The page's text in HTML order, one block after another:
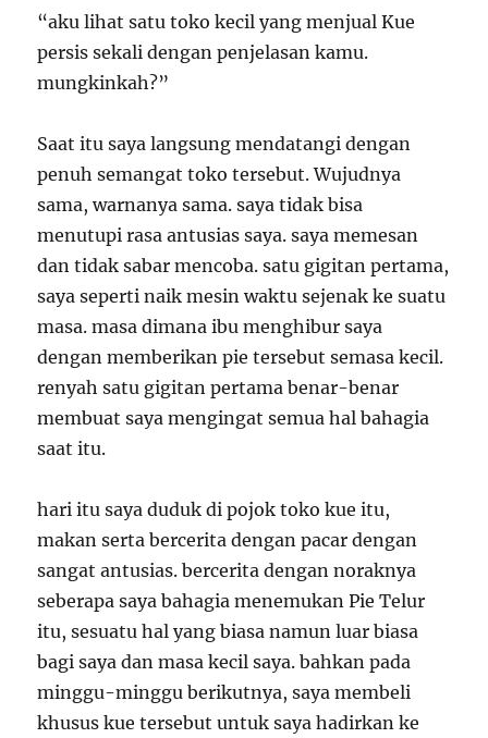
“aku lihat satu toko kecil yang menjual Kue
persis sekali dengan penjelasan kamu.
mungkinkah?”
Saat itu saya langsung mendatangi dengan
penuh semangat toko tersebut. Wujudnya
sama, warnanya sama. saya tidak bisa
menutupi rasa antusias saya. saya memesan
dan tidak sabar mencoba. satu gigitan pertama,
saya seperti naik mesin waktu sejenak ke suatu
masa. masa dimana ibu menghibur saya
dengan memberikan pie tersebut semasa kecil.
renyah satu gigitan pertama benar-benar
membuat saya mengingat semua hal bahagia
saat itu.
hari itu saya duduk di pojok toko kue itu,
makan serta bercerita dengan pacar dengan
sangat antusias. bercerita dengan noraknya
seberapa saya bahagia menemukan Pie Telur
itu, sesuatu hal yang biasa namun luar biasa
bagi saya dan masa kecil saya. bahkan pada
minggu-minggu berikutnya, saya membeli
khusus kue tersebut untuk saya hadirkan ke